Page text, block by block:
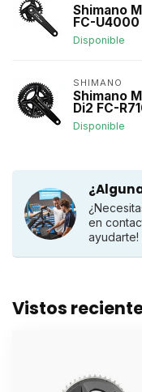
Shimano
FC-U4000
Disponible
SHIMANO
Shimano
Di2 FC-
Disponible
en
ayudarte!
Vistos